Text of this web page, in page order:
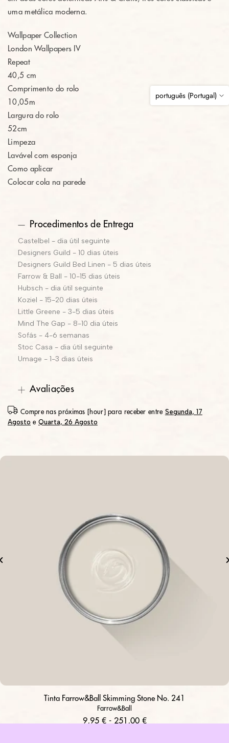
uma metálica moderna.
Wallpaper Collection
London Wallpapers IV
Repeat
40,5 cm
Comprimento do rolo
10,05m
Largura do rolo
52cm
Limpeza
Lavável com esponja
Como aplicar
Colocar cola na parede
Procedimentos de Entrega
Castelbel - dia útil seguinte
Designers Guild - 10 dias úteis
Designers Guild Bed Linen - 5 dias úteis
Farrow & Ball - 10-15 dias úteis
Hubsch - dia útil seguinte
Koziel - 15-20 dias úteis
Little Greene - 3-5 dias úteis
Mind The Gap - 8-10 dia úteis
Sofás - 4-6 semanas
Stoc Casa - dia útil seguinte
Umage - 1-3 dias úteis
Avaliações
Compre nas próximas [hour] para receber entre Segunda, 17
Agosto e Quarta, 26 Agosto
Farrow&Ball
Tinta Farrow&Ball Skimming Stone No. 241
9,95 € - 251,00 €
português (Portugal)